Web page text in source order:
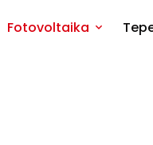
Fotovoltaika